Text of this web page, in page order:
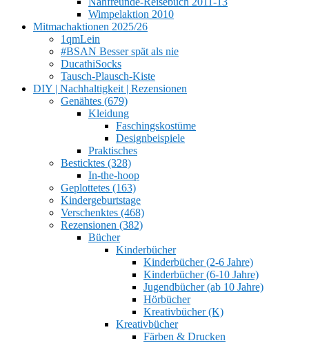
Wimpelaktion 2010
Mitmachaktionen 2025/26
1qmLein
#BSAN Besser spät als nie
DucathiSocks
Tausch-Plausch-Kiste
DIY | Nachhaltigkeit | Rezensionen
Genähtes (679)
Kleidung
Faschingskostüme
Designbeispiele
Praktisches
Besticktes (328)
In-the-hoop
Geplottetes (163)
Kindergeburtstage
Verschenktes (468)
Rezensionen (382)
Bücher
Kinderbücher
Kinderbücher (2-6 Jahre)
Kinderbücher (6-10 Jahre)
Jugendbücher (ab 10 Jahre)
Hörbücher
Kreativbücher (K)
Kreativbücher
Färben & Drucken